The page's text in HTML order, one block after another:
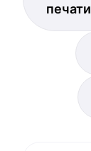
печати